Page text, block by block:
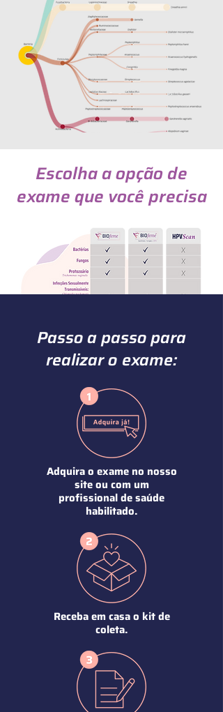
Escolha a opção de
exame que você precisa
Compre agora
Compre agora
Compre agora
Passo a passo para
realizar o exame:
Adquira o exame no nosso
site ou com um
profissional de saúde
habilitado.
Receba em casa o kit de
coleta.